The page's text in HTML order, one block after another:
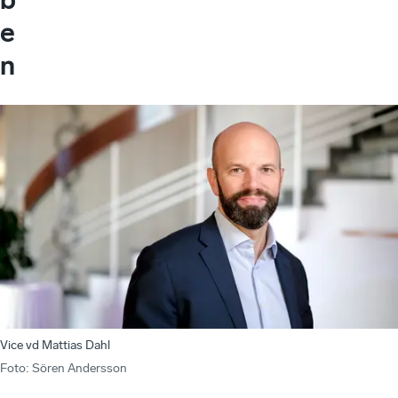
e
n
Vice vd Mattias Dahl
Foto: Sören Andersson